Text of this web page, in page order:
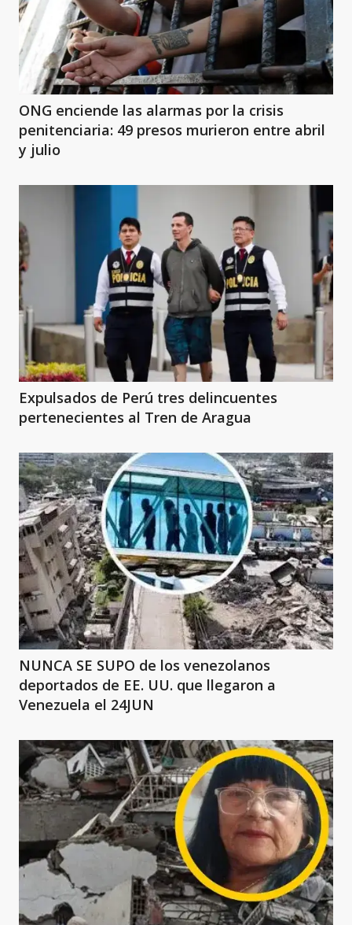
ONG enciende las alarmas por la crisis
penitenciaria: 49 presos murieron entre abril
y julio
Expulsados de Perú tres delincuentes
pertenecientes al Tren de Aragua
NUNCA SE SUPO de los venezolanos
deportados de EE. UU. que llegaron a
Venezuela el 24JUN